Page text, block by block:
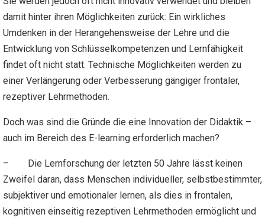
damit hinter ihren Möglichkeiten zurück: Ein wirkliches
Umdenken in der Herangehensweise der Lehre und die
Entwicklung von Schlüsselkompetenzen und Lernfähigkeit
findet oft nicht statt. Technische Möglichkeiten werden zu
einer Verlängerung oder Verbesserung gängiger frontaler,
rezeptiver Lehrmethoden.
Doch was sind die Gründe die eine Innovation der Didaktik –
auch im Bereich des E-learning erforderlich machen?
– Die Lernforschung der letzten 50 Jahre lässt keinen
Zweifel daran, dass Menschen individueller, selbstbestimmter,
subjektiver und emotionaler lernen, als dies in frontalen,
kognitiven einseitig rezeptiven Lehrmethoden ermöglicht und